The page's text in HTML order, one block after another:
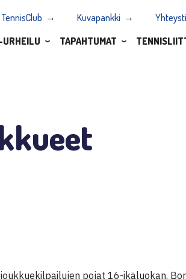
TennisClub Kuvapankki
TAPAHTUMAT
pojat 16-ikäluokan,